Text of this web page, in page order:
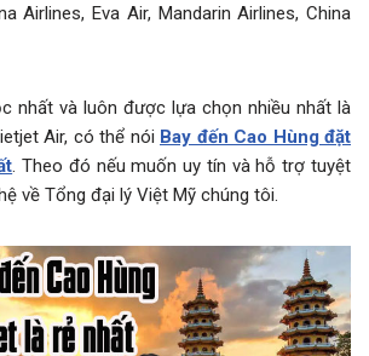
Airlines, Eva Air, Mandarin Airlines, China
nhất và luôn được lựa chọn nhiều nhất là
Air, có thể nói Bay đến Cao Hùng đặt
. Theo đó nếu muốn uy tín và hỗ trợ tuyệt
về Tổng đại lý Việt Mỹ chúng tôi.